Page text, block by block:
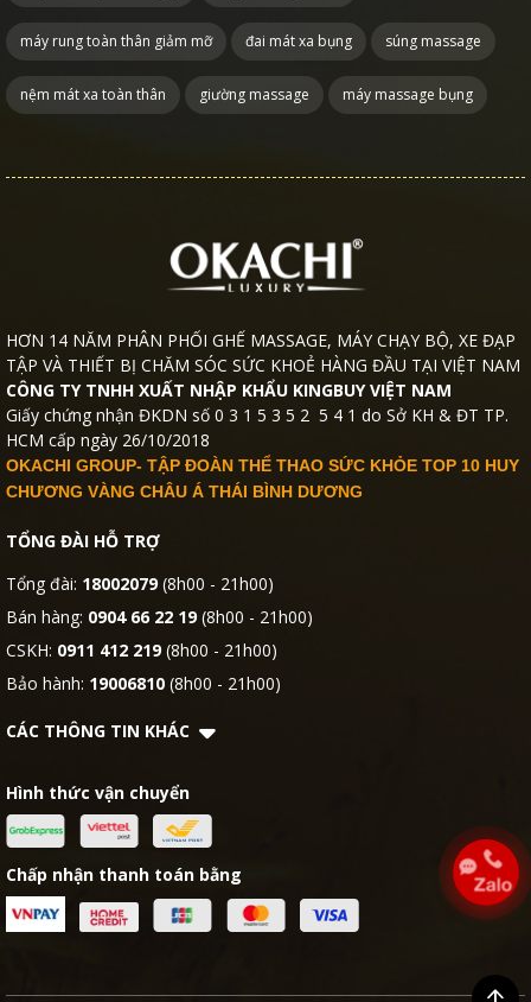
máy rung toàn thân giảm mỡ đai mát xa bụng súng massage
nệm mát xa toàn thân giường massage máy massage bụng
HƠN 14 NĂM PHÂN PHỐI GHẾ MASSAGE, MÁY CHẠY BỘ, XE ĐẠP
TẬP VÀ THIẾT BỊ CHĂM SÓC SỨC KHOẺ HÀNG ĐẦU TẠI VIỆT NAM
CÔNG TY TNHH XUẤT NHẬP KHẨU KINGBUY VIỆT NAM
Giấy chứng nhận ĐKDN số 0 3 1 5 3 5 2 5 4 1 do Sở KH & ĐT TP.
HCM cấp ngày 26/10/2018
OKACHI GROUP- TẬP ĐOÀN THỂ THAO SỨC KHỎE TOP 10 HUY
CHƯƠNG VÀNG CHÂU Á THÁI BÌNH DƯƠNG
TỔNG ĐÀI HỖ TRỢ
Tổng đài: 18002079(8h00 - 21h00)
Bán hàng: 0904 66 22 19(8h00 - 21h00)
CSKH: 0911 412 219(8h00 - 21h00)
Bảo hành: 19006810 (8h00 - 21h00)
CÁC THÔNG TIN KHÁC
Hình thức vận chuyển
Chấp nhận thanh toán bằng